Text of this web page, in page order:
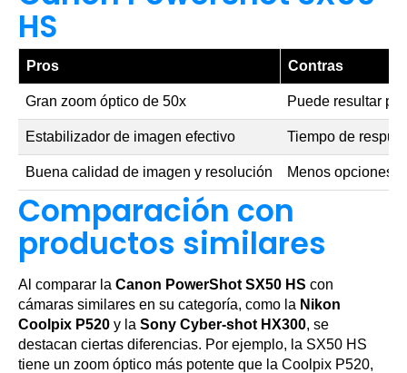
HS
Pros Contras
Gran zoom óptico de 50x Puede resultar
Estabilizador de imagen efectivo Tiempo de
Buena calidad de imagen y resolución Menos opciones
Comparación con
productos similares
Al comparar la Canon PowerShot SX50 HS con
cámaras similares en su categoría, como la Nikon
Coolpix P520 y la Sony Cyber-shot HX300, se
destacan ciertas diferencias. Por ejemplo, la SX50 HS
tiene un zoom óptico más potente que la Coolpix P520,